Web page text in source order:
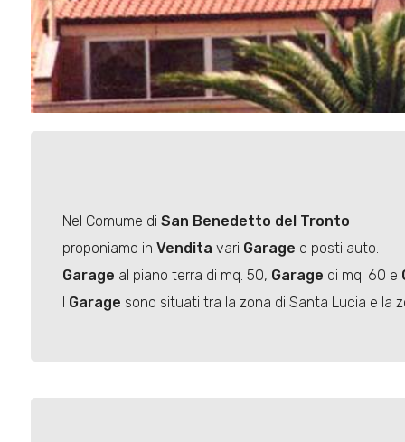
Nel Comume di San Benedetto del Tronto
proponiamo in Vendita vari Garage e posti auto.
Garage al piano terra di mq. 50, Garage di mq. 60 e
I Garage sono situati tra la zona di Santa Lucia e la